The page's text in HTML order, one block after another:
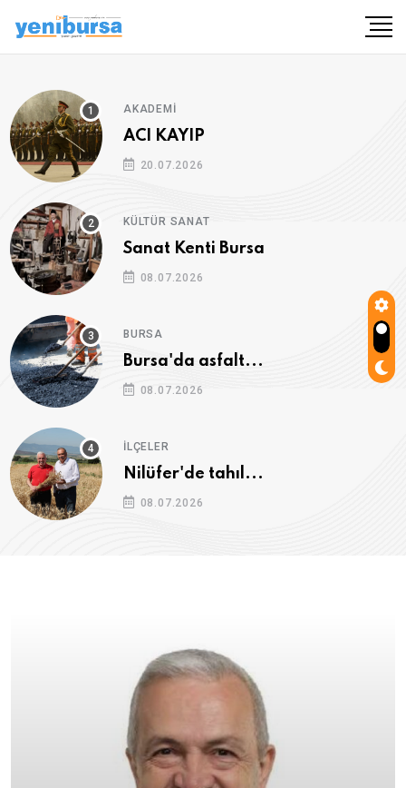
AKADEMI
ACI KAYIP
20.07.2026
KÜLTÜR SANAT
Sanat Kenti Bursa
08.07.2026
BURSA
Bursa'da asfalt...
08.07.2026
İLÇELER
Nilüfer'de tahıl...
08.07.2026